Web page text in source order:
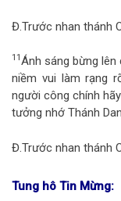
Đ.Trước nhan thánh
11 Ánh sáng bừng
niềm vui làm rạng
người công chính
tưởng nhớ Thánh
Đ.Trước nhan thánh
Tung hô Tin Mừng: